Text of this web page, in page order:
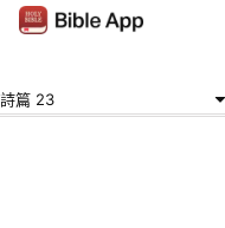
詩篇 23